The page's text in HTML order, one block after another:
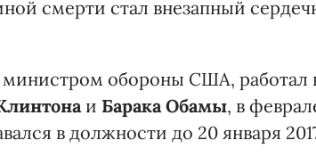
смерти стал внезапный
обороны США, работал
и Барака Обамы, в
в должности до 20 января